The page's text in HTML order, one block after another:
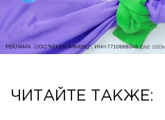
ЧИТАЙТЕ ТАКЖЕ: